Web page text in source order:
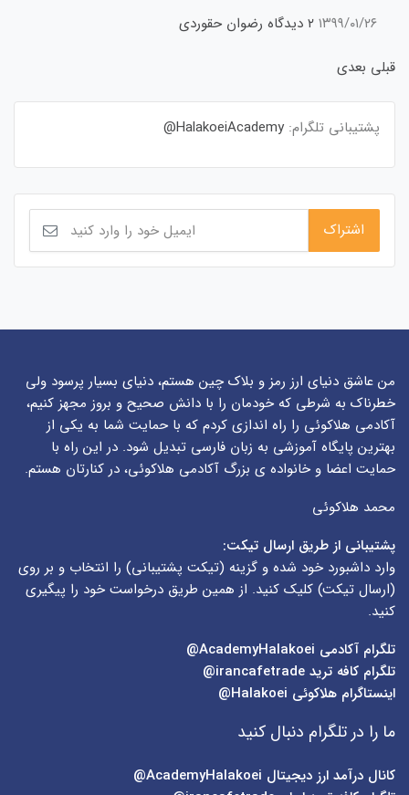
۱۳۹۹/۰۱/۲۶ ۲ دیدگاه
رضوان حقوردی
قبلی بعدی
پشتیبانی تلگرام: HalakoeiAcademy@
من عاشق دنیای ارز رمز و بلاک چین هستم، دنیای بسیار پرسود ولی
خطرناک به شرطی که خودمان را با دانش صحیح و بروز مجهز کنیم،
آکادمی هلاکوئی را راه اندازی کردم که با حمایت شما به یکی از
بهترین پایگاه آموزشی به زبان فارسی تبدیل شود. در این راه با
حمایت اعضا و خانواده ی بزرگ آکادمی هلاکوئی، در کنارتان هستم.
محمد هلاکوئی
پشتیبانی از طریق ارسال تیکت:
وارد داشبورد خود شده و گزینه (تیکت پشتیبانی) را انتخاب و بر روی
(ارسال تیکت) کلیک کنید. از همین طریق درخواست خود را پیگیری
کنید.
تلگرام آکادمی
تلگرام کافه ترید irancafetrade@
اینستاگرام هلاکوئی Halakoei@
ما را در تلگرام دنبال کنید
کانال درآمد ارز دیجیتال AcademyHalakoei@